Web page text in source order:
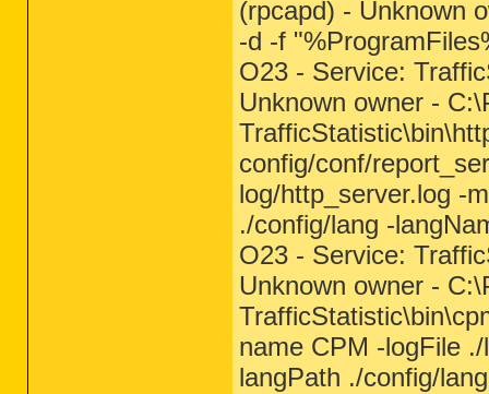
(rpcapd) - Unknown
-d -f
O23 - Service:
Unknown owner -
config/conf/
log/http_server.log -
./config/lang -
O23 - Service:
Unknown owner -
name CPM -logFile
langPath ./config/